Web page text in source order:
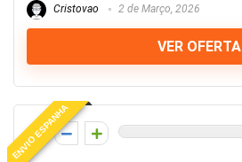
Cristovao 2 de Março, 2026
VER OFERTA
ENVIO ESPANHA
0